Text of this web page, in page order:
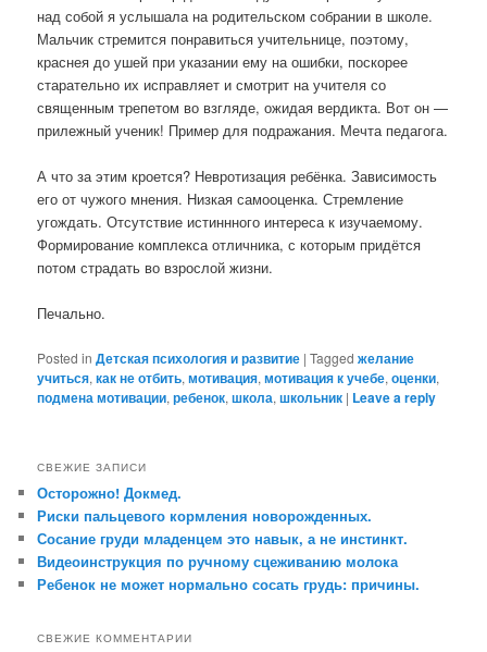
над собой я услышала на родительском собрании в школе.
Мальчик стремится понравиться учительнице, поэтому,
краснея до ушей при указании ему на ошибки, поскорее
старательно их исправляет и смотрит на учителя со
священным трепетом во взгляде, ожидая вердикта. Вот он —
прилежный ученик! Пример для подражания. Мечта педагога.
А что за этим кроется? Невротизация ребёнка. Зависимость
его от чужого мнения. Низкая самооценка. Стремление
угождать. Отсутствие истиннного интереса к изучаемому.
Формирование комплекса отличника, с которым придётся
потом страдать во взрослой жизни.
Печально.
Posted in Детская психология и развитие |Tagged желание
учиться,как не отбить,мотивация,мотивация к учебе,оценки,
подмена мотивации,ребенок,школа,школьник | Leave a reply
СВЕЖИЕ ЗАПИСИ
Осторожно! Докмед.
Риски пальцевого кормления новорожденных.
Сосание груди младенцем это навык, а не инстинкт.
Видеоинструкция по ручному сцеживанию молока
Ребенок не может нормально сосать грудь: причины.
СВЕЖИЕ КОММЕНТАРИИ